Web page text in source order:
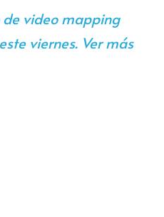
de video mapping
viernes. Ver más